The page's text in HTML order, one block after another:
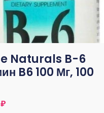
Naturals B-6
B6 100 Мг, 100
₽